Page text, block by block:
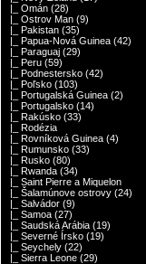
|_ Omán (28)
|_ Ostrov Man (9)
|_ Pakistan (35)
|_ Papua-Nová Guinea (42)
|_ Paraguaj (29)
|_ Peru (59)
|_ Podnestersko (42)
|_ Poľsko (103)
|_ Portugalská Guinea (2)
|_ Portugalsko (14)
|_ Rakúsko (33)
|_ Rodézia
|_ Rovníková Guinea (4)
|_ Rumunsko (33)
|_ Rusko (80)
|_ Rwanda (34)
|_ Saint Pierre a Miquelon
|_ Šalamúnove ostrovy (24)
|_ Salvádor (9)
|_ Samoa (27)
|_ Saudská Arábia (19)
|_ Severné Írsko (19)
|_ Seychely (22)
|_ Sierra Leone (29)